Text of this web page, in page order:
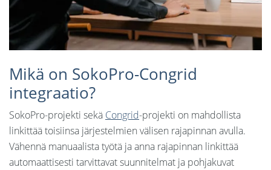
Mikä on SokoPro-Congrid
integraatio?
SokoPro-projekti sekä Congrid-projekti on mahdollista
linkittää toisiinsa järjestelmien välisen rajapinnan avulla.
Vähennä manuaalista työtä ja anna rajapinnan linkittää
automaattisesti tarvittavat suunnitelmat ja pohjakuvat